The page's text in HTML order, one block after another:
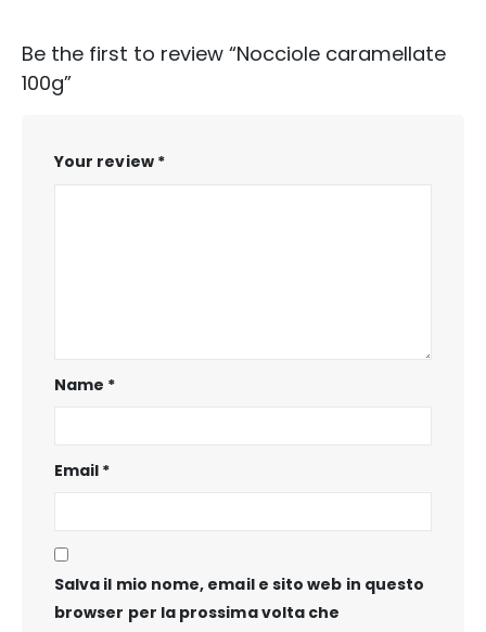
Be the first to review “Nocciole caramellate
100g”
Your review *
Name *
Email *
Salva il mio nome, email e sito web in questo
browser per la prossima volta che